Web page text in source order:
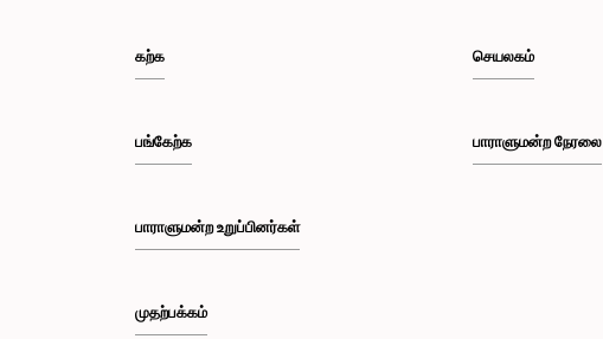
கற்க
பங்கேற்க
பாராளுமன்ற உறுப்பினர்கள்
முதற்பக்கம்
செயலகம்
பாராளுமன்ற நேரலை